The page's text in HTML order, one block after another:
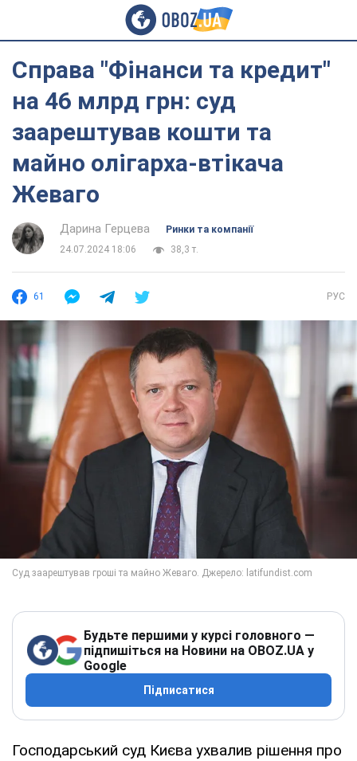
Справа "Фінанси та кредит"
на 46 млрд грн: суд
заарештував кошти та
майно олігарха-втікача
Жеваго
Дарина Герцева
Ринки та компанії
24.07.2024 18:06
38,3 т.
61 РУС
Будьте першими у курсі головного —
підпишіться на Новини на OBOZ.UA у
Google
Підписатися
Господарський суд Києва ухвалив рішення про